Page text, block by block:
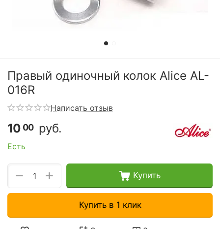
Правый одиночный колок Alice AL-
016R
Написать отзыв
10 00 руб.
Есть
+
− Купить
Купить в 1 клик